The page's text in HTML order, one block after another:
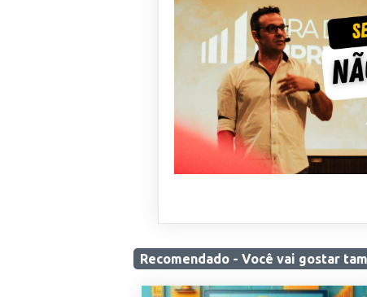
Recomendado - Você vai gostar